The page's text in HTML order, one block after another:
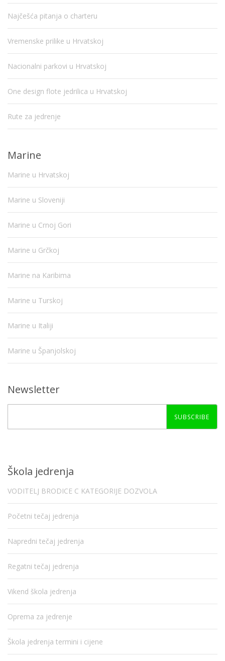
Najčešća pitanja o charteru
Vremenske prilike u Hrvatskoj
Nacionalni parkovi u Hrvatskoj
One design flote jedrilica u Hrvatskoj
Rute za jedrenje
Marine
Marine u Hrvatskoj
Marine u Sloveniji
Marine u Crnoj Gori
Marine u Grčkoj
Marine na Karibima
Marine u Turskoj
Marine u Italiji
Marine u Španjolskoj
Newsletter
SUBSCRIBE
Škola jedrenja
VODITELJ BRODICE C KATEGORIJE DOZVOLA
Početni tečaj jedrenja
Napredni tečaj jedrenja
Regatni tečaj jedrenja
Vikend škola jedrenja
Oprema za jedrenje
Škola jedrenja termini i cijene